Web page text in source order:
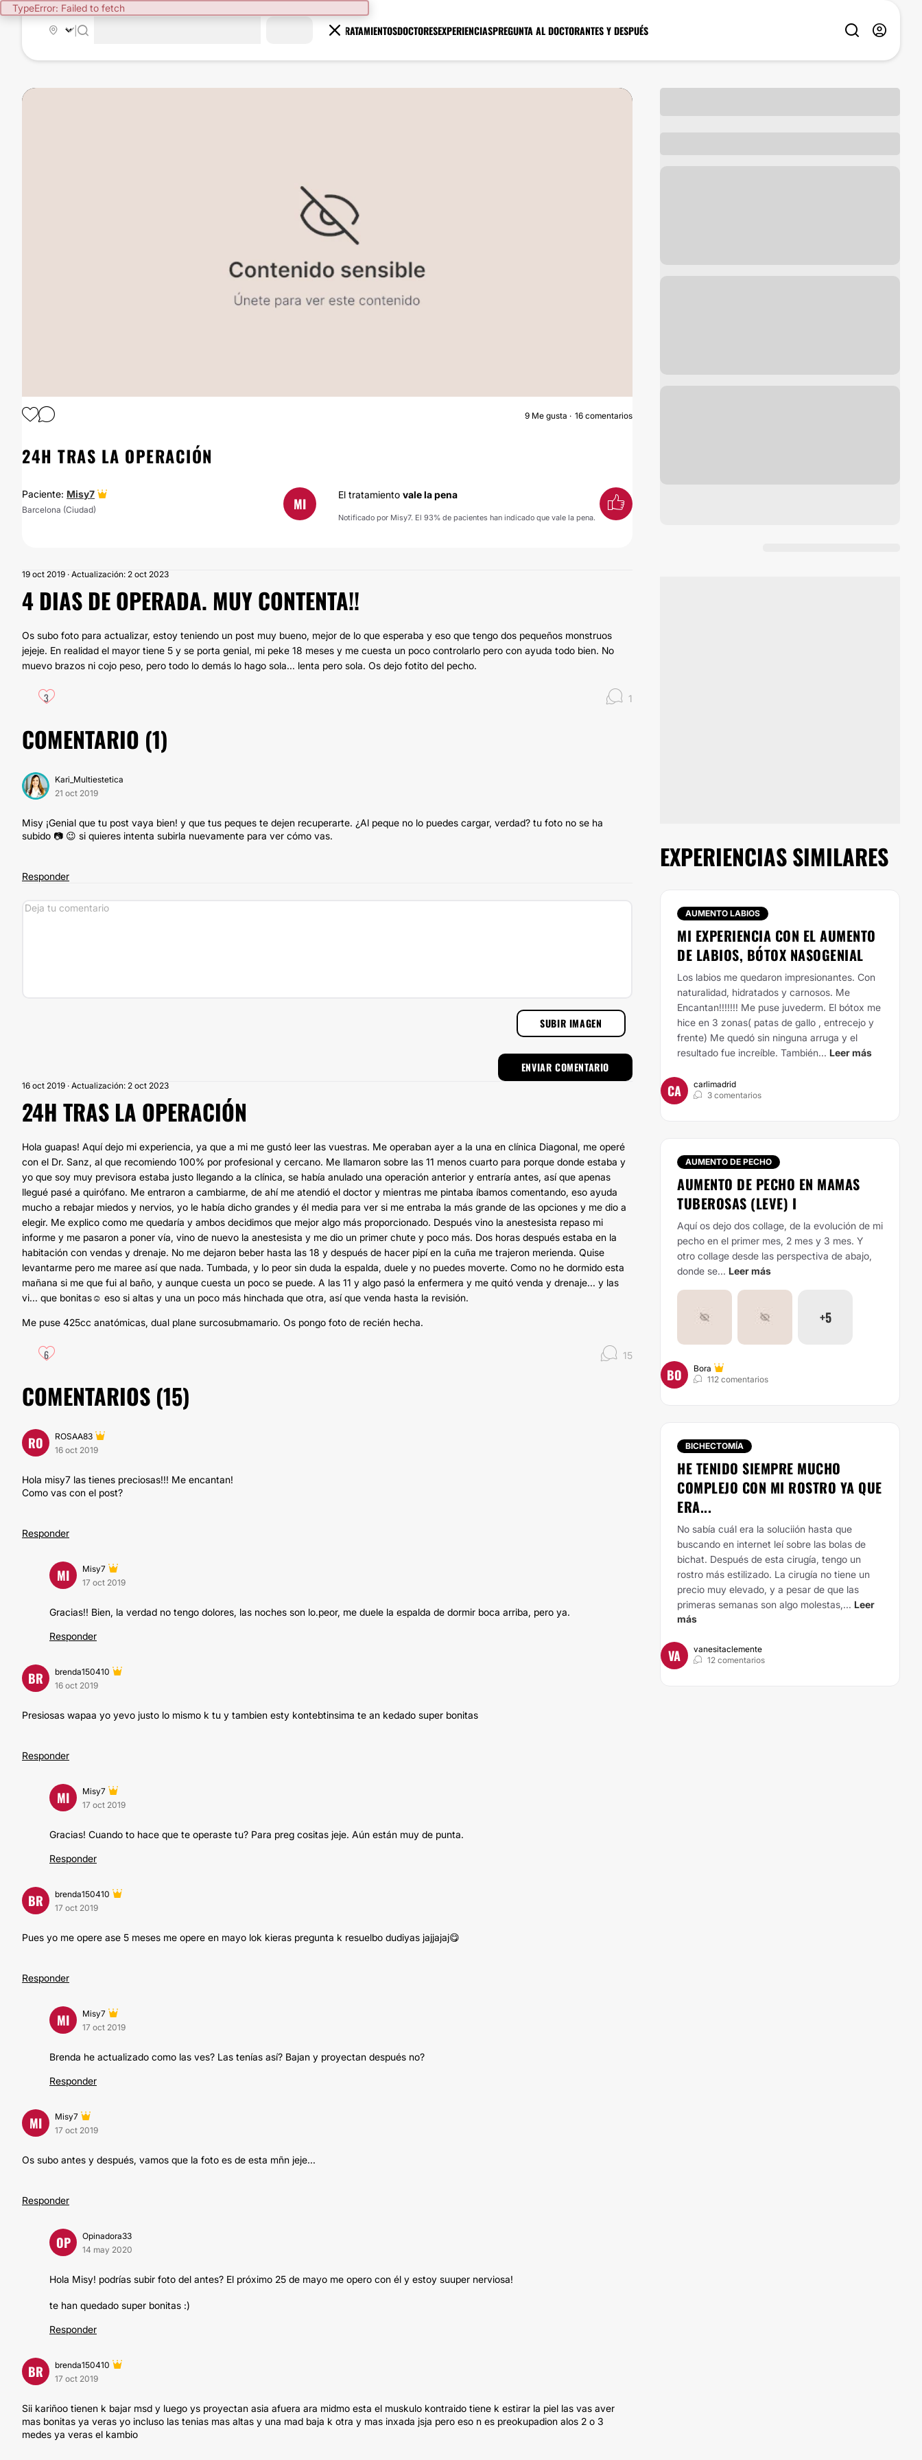
TypeError: Failed to fetch
TRATAMIENTOSDOCTORESEXPERIENCIASPREGUNTA AL DOCTORANTES Y DESPUÉS
AUMENTO DE PECHO
9 Me gusta 16 comentarios
24H TRAS LA OPERACIÓN
Paciente: Misy7
Barcelona (Ciudad) MI El tratamiento vale la pena
Notificado por Misy7. El 93% de pacientes han indicado que vale la pena.
19 oct 2019 · Actualización: 2 oct 2023
4 DIAS DE OPERADA. MUY CONTENTA!!
Os subo foto para actualizar, estoy teniendo un post muy bueno, mejor de lo que esperaba y eso que tengo dos pequeños monstruos
jejeje. En realidad el mayor tiene 5 y se porta genial, mi peke 18 meses y me cuesta un poco controlarlo pero con ayuda todo bien. No
muevo brazos ni cojo peso, pero todo lo demás lo hago sola... lenta pero sola. Os dejo fotito del pecho.
3 1
COMENTARIO (1)
Kari_Multiestetica
21 oct 2019
Misy ¡Genial que tu post vaya bien! y que tus peques te dejen recuperarte. ¿Al peque no lo puedes cargar, verdad? tu foto no se ha
subido 📷 😉 si quieres intenta subirla nuevamente para ver cómo vas.
Responder
SUBIR IMAGEN
16 oct 2019 · Actualización: 2 oct 2023
24H TRAS LA OPERACIÓN
Hola guapas! Aquí dejo mi experiencia, ya que a mi me gustó leer las vuestras. Me operaban ayer a la una en clínica Diagonal, me operé
con el Dr. Sanz, al que recomiendo 100% por profesional y cercano. Me llamaron sobre las 11 menos cuarto para porque donde estaba y
yo que soy muy previsora estaba justo llegando a la clínica, se había anulado una operación anterior y entraría antes, así que apenas
llegué pasé a quirófano. Me entraron a cambiarme, de ahí me atendió el doctor y mientras me pintaba íbamos comentando, eso ayuda
mucho a rebajar miedos y nervios, yo le había dicho grandes y él media para ver si me entraba la más grande de las opciones y me dio a
elegir. Me explico como me quedaría y ambos decidimos que mejor algo más proporcionado. Después vino la anestesista repaso mi
informe y me pasaron a poner vía, vino de nuevo la anestesista y me dio un primer chute y poco más. Dos horas después estaba en la
habitación con vendas y drenaje. No me dejaron beber hasta las 18 y después de hacer pipí en la cuña me trajeron merienda. Quise
levantarme pero me maree así que nada. Tumbada, y lo peor sin duda la espalda, duele y no puedes moverte. Como no he dormido esta
mañana si me que fui al baño, y aunque cuesta un poco se puede. A las 11 y algo pasó la enfermera y me quitó venda y drenaje... y las
vi... que bonitas☺️ eso si altas y una un poco más hinchada que otra, así que venda hasta la revisión.
Me puse 425cc anatómicas, dual plane surcosubmamario. Os pongo foto de recién hecha.
6 15
COMENTARIOS (15)
RO
ROSAA83
16 oct 2019
Hola misy7 las tienes preciosas!!! Me encantan!
Como vas con el post?
Responder
MI
Misy7
17 oct 2019
Gracias!! Bien, la verdad no tengo dolores, las noches son lo.peor, me duele la espalda de dormir boca arriba, pero ya.
Responder
BR
brenda150410
16 oct 2019
Presiosas wapaa yo yevo justo lo mismo k tu y tambien esty kontebtinsima te an kedado super bonitas
Responder
MI
Misy7
17 oct 2019
Gracias! Cuando to hace que te operaste tu? Para preg cositas jeje. Aún están muy de punta.
Responder
BR
brenda150410
17 oct 2019
Pues yo me opere ase 5 meses me opere en mayo lok kieras pregunta k resuelbo dudiyas jajjajaj😋
Responder
MI
Misy7
17 oct 2019
Brenda he actualizado como las ves? Las tenías así? Bajan y proyectan después no?
Responder
MI
Misy7
17 oct 2019
Os subo antes y después, vamos que la foto es de esta mñn jeje...
Responder
OP
Opinadora33
14 may 2020
Hola Misy! podrías subir foto del antes? El próximo 25 de mayo me opero con él y estoy suuper nerviosa!
te han quedado super bonitas :)
Responder
BR
brenda150410
17 oct 2019
Sii kariñoo tienen k bajar msd y luego ys proyectan asia afuera ara midmo esta el muskulo kontraido tiene k estirar la piel las vas aver
mas bonitas ya veras yo incluso las tenias mas altas y una mad baja k otra y mas inxada jsja pero eso n es preokupadion alos 2 o 3
medes ya veras el kambio
EXPERIENCIAS SIMILARES
AUMENTO LABIOS
MI EXPERIENCIA CON EL AUMENTO
DE LABIOS, BÓTOX NASOGENIAL
Los labios me quedaron impresionantes. Con
naturalidad, hidratados y carnosos. Me
Encantan!!!!!!! Me puse juvederm. El bótox me
hice en 3 zonas( patas de gallo , entrecejo y
frente) Me quedó sin ninguna arruga y el
resultado fue increíble. También... Leer más
CA
carlimadrid
3 comentarios
AUMENTO DE PECHO
AUMENTO DE PECHO EN MAMAS
TUBEROSAS (LEVE) I
Aquí os dejo dos collage, de la evolución de mi
pecho en el primer mes, 2 mes y 3 mes. Y
otro collage desde las perspectiva de abajo,
donde se... Leer más
+5
BO
Bora
112 comentarios
BICHECTOMÍA
HE TENIDO SIEMPRE MUCHO
COMPLEJO CON MI ROSTRO YA QUE
ERA...
No sabía cuál era la soluciión hasta que
buscando en internet leí sobre las bolas de
bichat. Después de esta cirugía, tengo un
rostro más estilizado. La cirugía no tiene un
precio muy elevado, y a pesar de que las
primeras semanas son algo molestas,... Leer
más
VA
vanesitaclemente
12 comentarios